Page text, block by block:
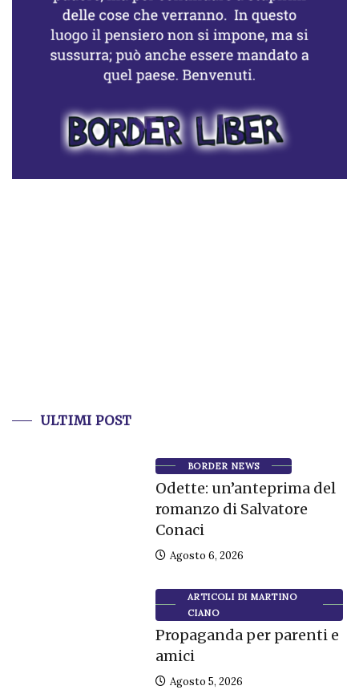
ULTIMI POST
BORDER NEWS
Odette: un’anteprima del
romanzo di Salvatore
Conaci
Agosto 6, 2026
ARTICOLI DI MARTINO
CIANO
Propaganda per parenti e
amici
Agosto 5, 2026